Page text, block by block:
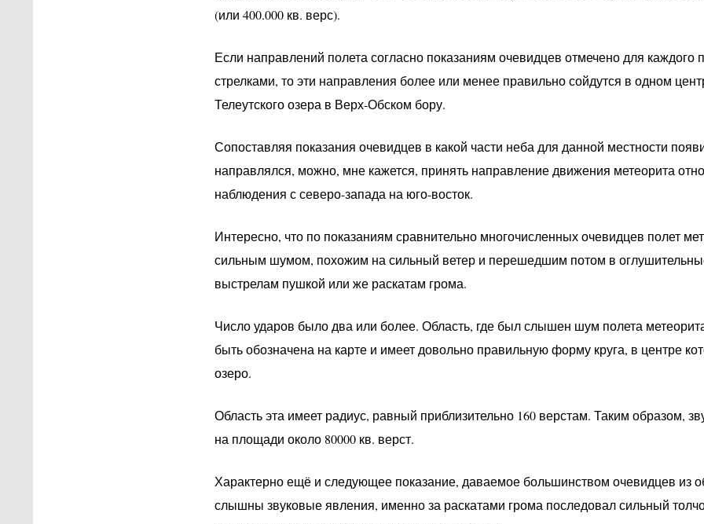
(или 400.000 кв. верс).
Если направлений полета согласно показаниям очевидцев отмечено для каждого
стрелками, то эти направления более или менее правильно сойдутся в одном
Телеутского озера в Верх-Обском бору.
Сопоставляя показания очевидцев в какой части неба для данной местности
направлялся, можно, мне кажется, принять направление движения метеорита
наблюдения с северо-запада на юго-восток.
Интересно, что по показаниям сравнительно многочисленных очевидцев полет
сильным шумом, похожим на сильный ветер и перешедшим потом в
выстрелам пушкой или же раскатам грома.
Число ударов было два или более. Область, где был слышен шум полета
быть обозначена на карте и имеет довольно правильную форму круга, в центре
озеро.
Область эта имеет радиус, равный приблизительно 160 верстам. Таким образом,
на площади около 80000 кв. верст.
Характерно ещё и следующее показание, даваемое большинством очевидцев из
слышны звуковые явления, именно за раскатами грома последовал сильный